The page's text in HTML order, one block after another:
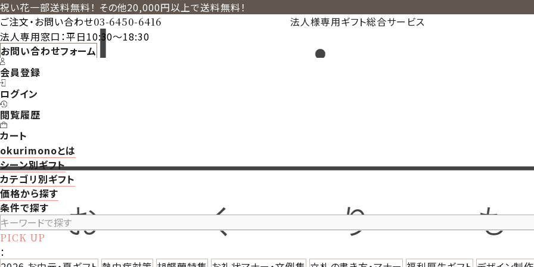
祝い花一部送料無料！ その他20,000円以上で送料無料！
法人様専用ギフト総合サービス
ご注文・お問い合わせ03-6450-6416
法人専用窓口：平日10:30～18:30
お問い合わせフォーム
会員登録
ログイン
閲覧履歴
カート
okurimonoとは
シーン別ギフト
カテゴリ別ギフト
価格から探す
条件で探す
PICK UP
：